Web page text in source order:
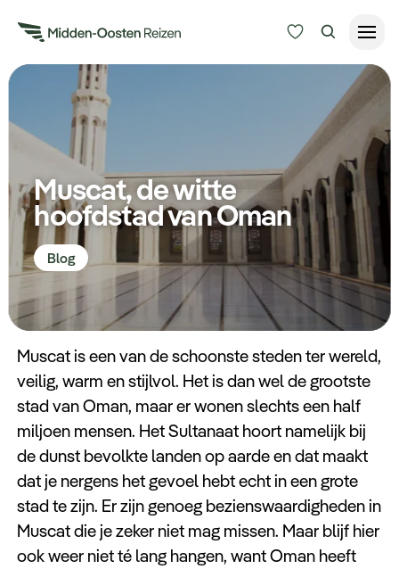
Alle bestemmingen
Type Reizen
Inspiratie
Meer
Reisduur
Budget
Muscat, de witte
hoofdstad van Oman
Blog
Muscat is een van de schoonste steden ter wereld,
veilig, warm en stijlvol. Het is dan wel de grootste
stad van Oman, maar er wonen slechts een half
miljoen mensen. Het Sultanaat hoort namelijk bij
de dunst bevolkte landen op aarde en dat maakt
dat je nergens het gevoel hebt echt in een grote
stad te zijn. Er zijn genoeg bezienswaardigheden in
Muscat die je zeker niet mag missen. Maar blijf hier
ook weer niet té lang hangen, want Oman heeft